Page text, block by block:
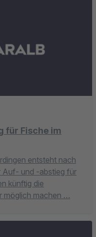
für Fische im
entsteht nach
Auf- und -abstieg für
künftig die
möglich machen …